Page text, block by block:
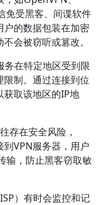
免受黑客、间谍软件
户的数据包装在加密
会被窃听或篡改。
务在特定地区受到限
制。通过连接到位
获取该地区的IP地
存在安全风险，
VPN服务器，用户
输，防止黑客窃取敏
）有时会监控和记